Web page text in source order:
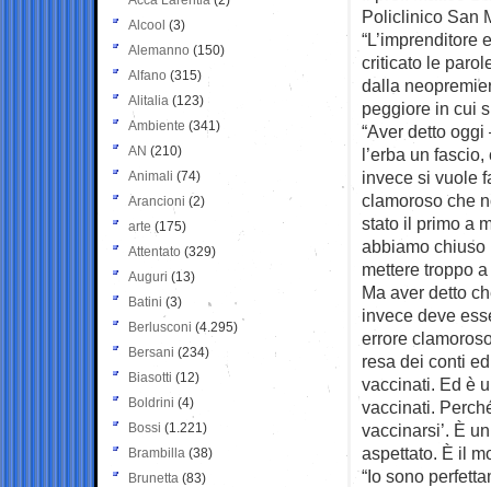
Policlinico San
“L’imprenditore
criticato le
dalla
peggiore in cui
“Aver detto
l’erba un
invece si vuole
clamoroso che
stato il primo a
abbiamo chiuso
mettere troppo
Ma aver detto
invece deve
errore
resa dei conti
vaccinati. Ed è
vaccinati.
vaccinarsi’. È
aspettato. È il
“Io sono
Alcool (3)
Alemanno (150)
Alfano (315)
Alitalia (123)
Ambiente (341)
AN (210)
Animali (74)
Arancioni (2)
arte (175)
Attentato (329)
Auguri (13)
Batini (3)
Berlusconi (4.295)
Bersani (234)
Biasotti (12)
Boldrini (4)
Bossi (1.221)
Brambilla (38)
Brunetta (83)